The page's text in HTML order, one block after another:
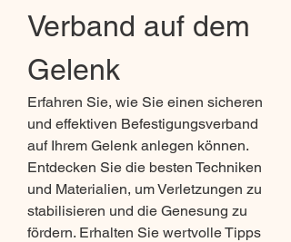
Verband auf dem
Gelenk
Erfahren Sie, wie Sie einen sicheren
und effektiven Befestigungsverband
auf Ihrem Gelenk anlegen können.
Entdecken Sie die besten Techniken
und Materialien, um Verletzungen zu
stabilisieren und die Genesung zu
fördern. Erhalten Sie wertvolle Tipps